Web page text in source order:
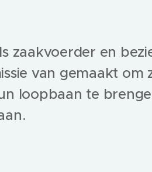
zaakvoerder en
van gemaakt
loopbaan te